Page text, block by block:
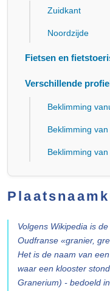
Zuidkant
Noordzijde
Fietsen en
Verschillende
Beklimming
Beklimming
Beklimming
Volgens Wikipedia is
Oudfranse «granier,
Het is de naam van
waar een klooster stond.
Granerium) - bedoeld